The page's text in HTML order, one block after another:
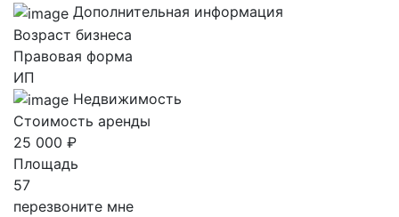
Дополнительная информация
Возраст бизнеса
Правовая форма
ИП
Недвижимость
Стоимость аренды
25 000 ₽
Площадь
57
перезвоните мне